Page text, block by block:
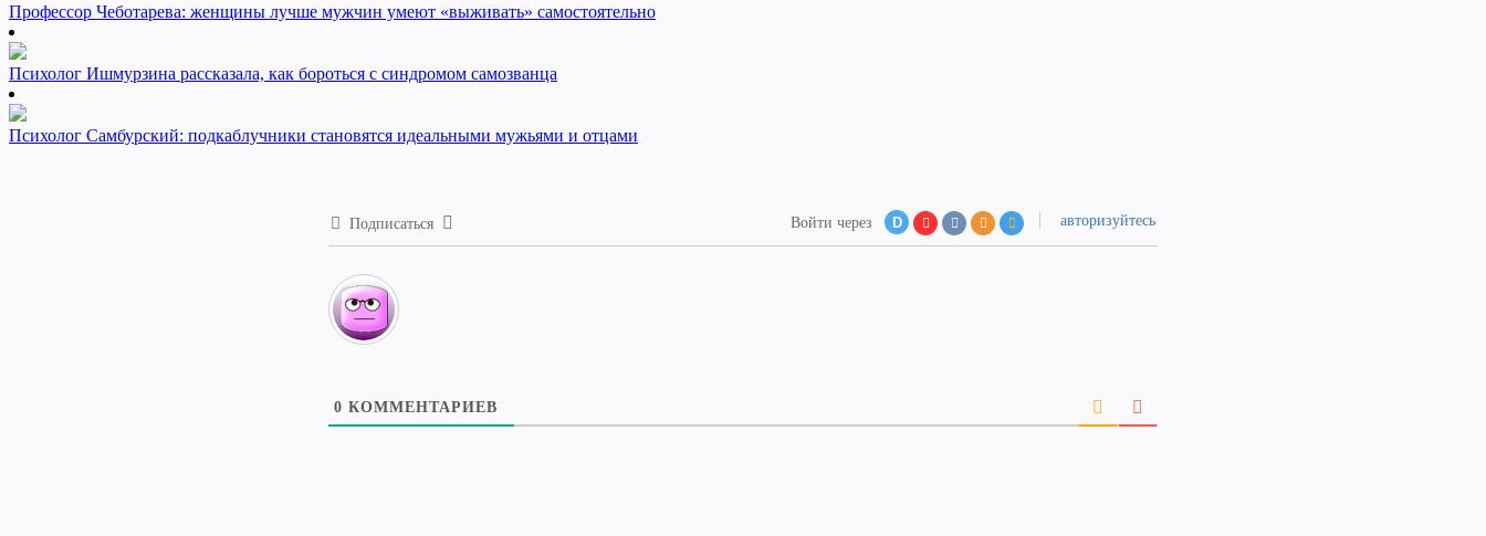
Профессор Чеботарева: женщины лучше мужчин умеют «выживать» самостоятельно
Психолог Ишмурзина рассказала, как бороться с синдромом самозванца
Психолог Самбурский: подкаблучники становятся идеальными мужьями и отцами
Подписаться Войти через D авторизуйтесь
0 КОММЕНТАРИЕВ